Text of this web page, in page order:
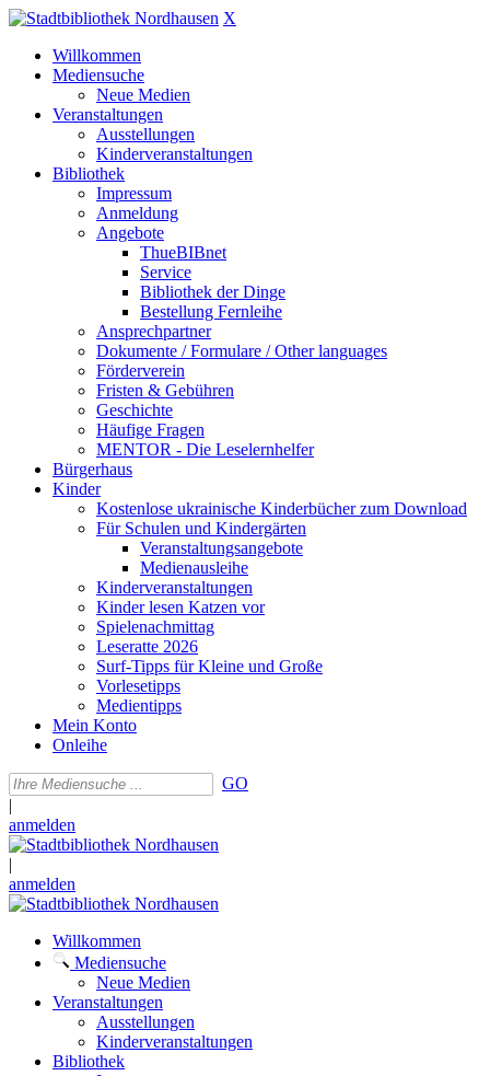
X
Willkommen
Mediensuche
Neue Medien
Veranstaltungen
Ausstellungen
Kinderveranstaltungen
Bibliothek
Impressum
Anmeldung
Angebote
ThueBIBnet
Service
Bibliothek der Dinge
Bestellung Fernleihe
Ansprechpartner
Dokumente / Formulare / Other languages
Förderverein
Fristen & Gebühren
Geschichte
Häufige Fragen
MENTOR - Die Leselernhelfer
Bürgerhaus
Kinder
Kostenlose ukrainische Kinderbücher zum Download
Für Schulen und Kindergärten
Veranstaltungsangebote
Medienausleihe
Kinderveranstaltungen
Kinder lesen Katzen vor
Spielenachmittag
Leseratte 2026
Surf-Tipps für Kleine und Große
Vorlesetipps
Medientipps
Mein Konto
Onleihe
GO
|
anmelden
|
anmelden
Willkommen
Mediensuche
Neue Medien
Veranstaltungen
Ausstellungen
Kinderveranstaltungen
Bibliothek